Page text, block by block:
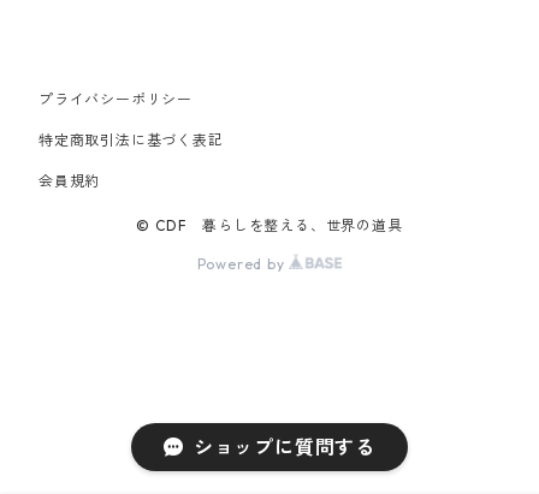
ショップに質問する
プライバシーポリシー
特定商取引法に基づく表記
会員規約
© CDF 暮らしを整える、世界の道具
Powered by